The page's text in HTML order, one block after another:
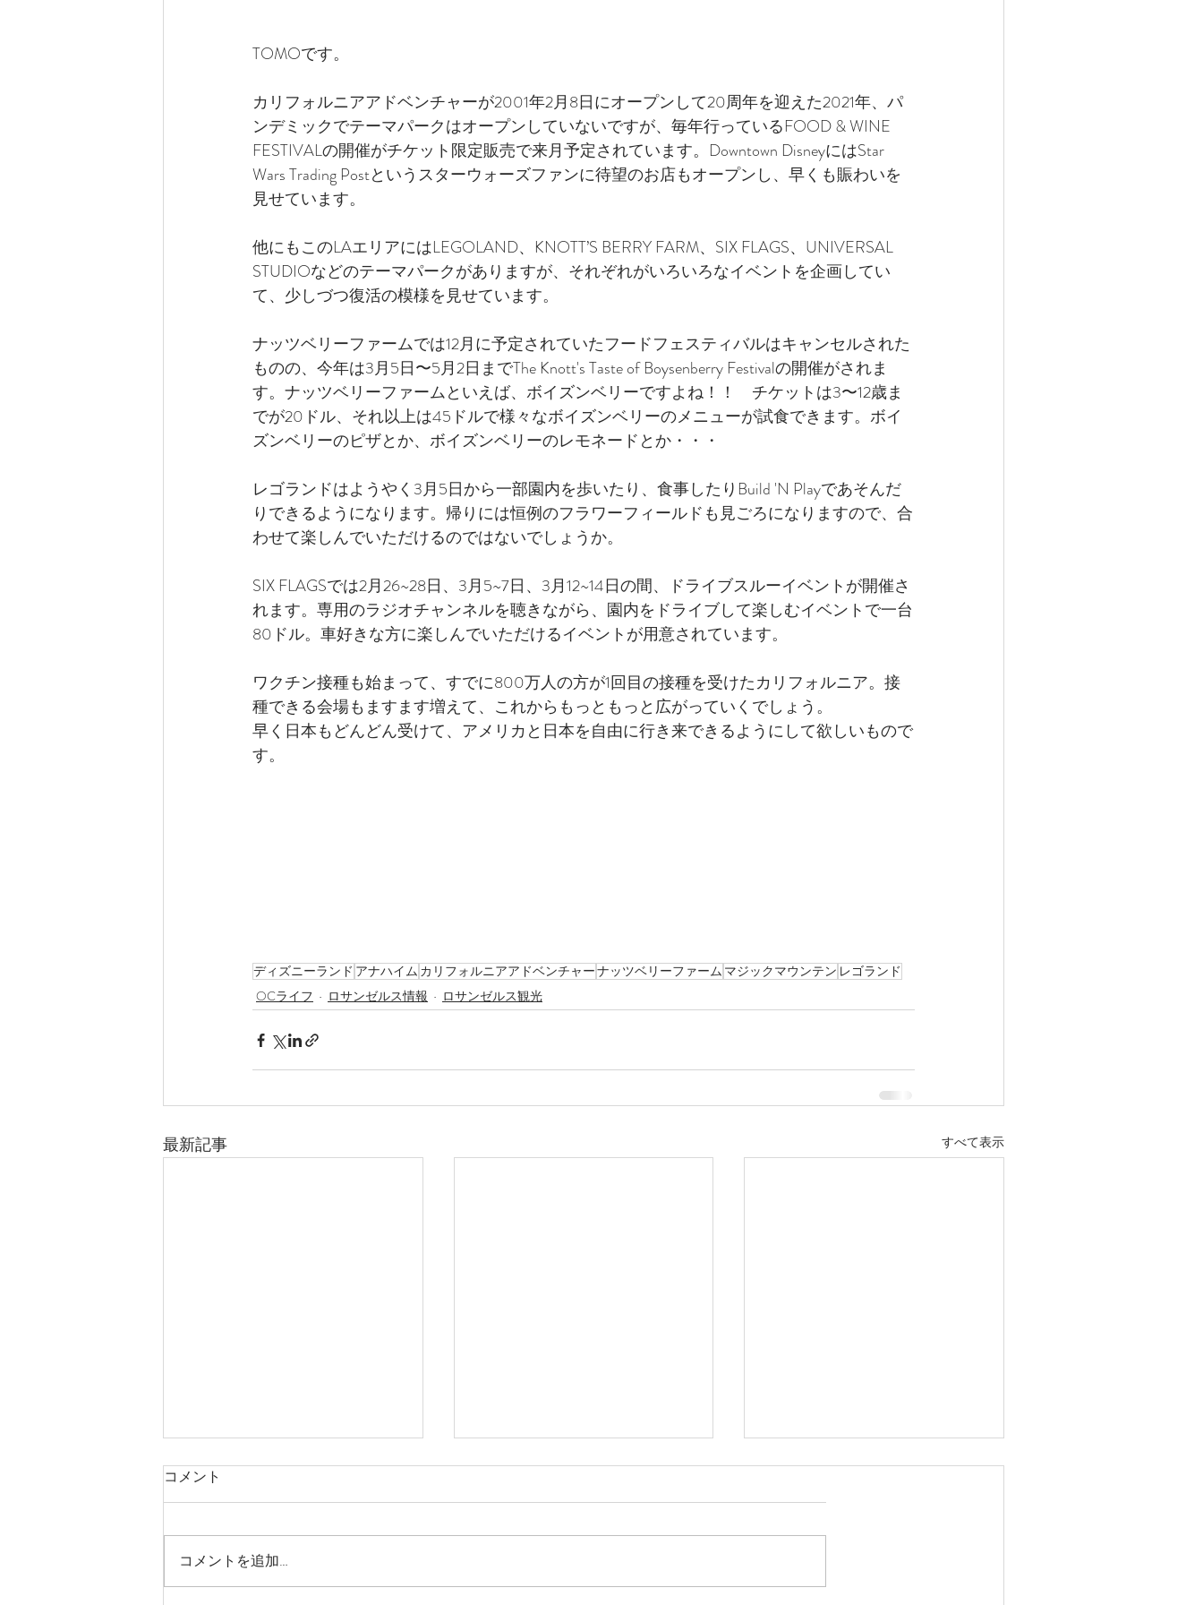
TOMOです。
カリフォルニアアドベンチャーが2001年2月8日にオープンして20周年を迎えた2021年、パ
ンデミックでテーマパークはオープンしていないですが、毎年行っているFOOD & WINE
FESTIVALの開催がチケット限定販売で来月予定されています。Downtown DisneyにはStar
Wars Trading Postというスターウォーズファンに待望のお店もオープンし、早くも賑わいを
見せています。
他にもこのLAエリアにはLEGOLAND、KNOTT’S BERRY FARM、SIX FLAGS、UNIVERSAL
STUDIOなどのテーマパークがありますが、それぞれがいろいろなイベントを企画してい
て、少しづつ復活の模様を見せています。
ナッツベリーファームでは12月に予定されていたフードフェスティバルはキャンセルされた
ものの、今年は3月5日〜5月2日までThe Knott's Taste of Boysenberry Festivalの開催がされま
す。ナッツベリーファームといえば、ボイズンベリーですよね！！　チケットは3〜12歳ま
でが20ドル、それ以上は45ドルで様々なボイズンベリーのメニューが試食できます。ボイ
ズンベリーのピザとか、ボイズンベリーのレモネードとか・・・
レゴランドはようやく3月5日から一部園内を歩いたり、食事したりBuild 'N Playであそんだ
りできるようになります。帰りには恒例のフラワーフィールドも見ごろになりますので、合
わせて楽しんでいただけるのではないでしょうか。
SIX FLAGSでは2月26~28日、3月5~7日、3月12~14日の間、ドライブスルーイベントが開催さ
れます。専用のラジオチャンネルを聴きながら、園内をドライブして楽しむイベントで一台
80ドル。車好きな方に楽しんでいただけるイベントが用意されています。
ワクチン接種も始まって、すでに800万人の方が1回目の接種を受けたカリフォルニア。接
種できる会場もますます増えて、これからもっともっと広がっていくでしょう。
早く日本もどんどん受けて、アメリカと日本を自由に行き来できるようにして欲しいもので
す。
ディズニーランド アナハイム カリフォルニアアドベンチャーナッツベリーファーム マジックマウンテン レゴランド
OCライフ
ロサンゼルス情報 ロサンゼルス観光
最新記事 すべて表示
コメント
コメントを追加…